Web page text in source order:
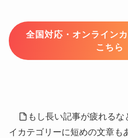
全国対応・オンライン
こちら
もし長い記事が疲れる
イカテゴリーに短めの文章も